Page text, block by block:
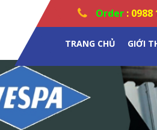
Order : 0988
TRANG CHỦ GIỚI